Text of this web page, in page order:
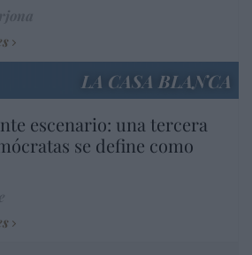
LA CASA BLANCA
escenario: una tercera
se define como